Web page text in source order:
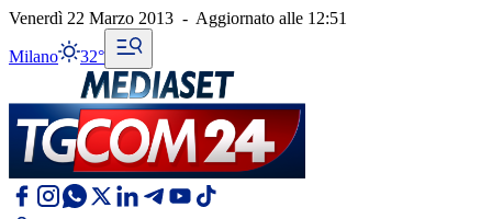
Venerdì 22 Marzo 2013 - Aggiornato alle 12:51
Milano 32°